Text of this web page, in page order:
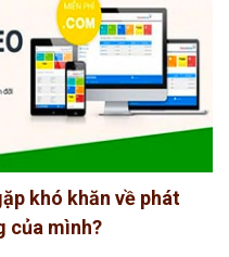
khó khăn về phát
của mình?